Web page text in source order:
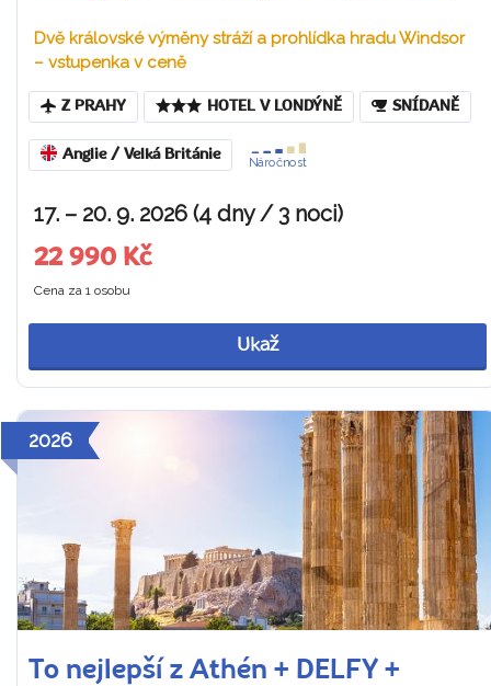
Dvě královské výměny stráží a prohlídka hradu Windsor
– vstupenka v ceně
Z PRAHY HOTEL V LONDÝNĚ SNÍDANĚ
Anglie / Velká Británie
Náročnost
17. – 20. 9. 2026 (4 dny / 3 noci)
22 990 Kč
Cena za 1 osobu
Ukaž
2026
To nejlepší z Athén + DELFY +